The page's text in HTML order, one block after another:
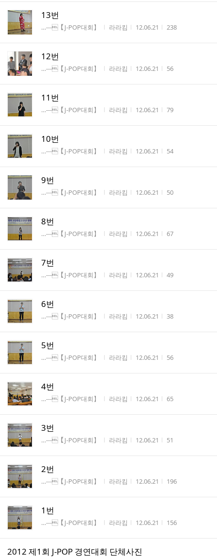
13번
게시판명
…---【J-POP대회】 작성자
라라킴 작성시간
12.06.21 조회수
238
12번
게시판명
…---【J-POP대회】 작성자
라라킴 작성시간
12.06.21 조회수
56
11번
게시판명
…---【J-POP대회】 작성자
라라킴 작성시간
12.06.21 조회수
79
10번
게시판명
…---【J-POP대회】 작성자
라라킴 작성시간
12.06.21 조회수
54
9번
게시판명
…---【J-POP대회】 작성자
라라킴 작성시간
12.06.21 조회수
50
8번
게시판명
…---【J-POP대회】 작성자
라라킴 작성시간
12.06.21 조회수
67
7번
게시판명
…---【J-POP대회】 작성자
라라킴 작성시간
12.06.21 조회수
49
6번
게시판명
…---【J-POP대회】 작성자
라라킴 작성시간
12.06.21 조회수
38
5번
게시판명
…---【J-POP대회】 작성자
라라킴 작성시간
12.06.21 조회수
56
4번
게시판명
…---【J-POP대회】 작성자
라라킴 작성시간
12.06.21 조회수
65
3번
게시판명
…---【J-POP대회】 작성자
라라킴 작성시간
12.06.21 조회수
51
2번
게시판명
…---【J-POP대회】 작성자
라라킴 작성시간
12.06.21 조회수
196
1번
게시판명
…---【J-POP대회】 작성자
라라킴 작성시간
12.06.21 조회수
156
2012 제1회 J-POP 경연대회 단체사진